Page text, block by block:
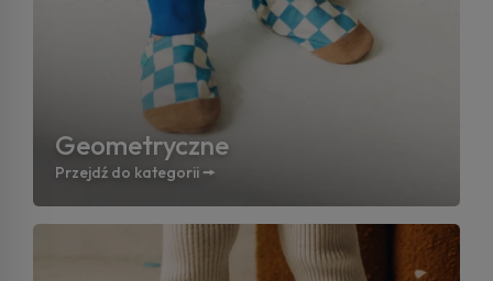
Geometryczne
Przejdź do kategorii 🠚